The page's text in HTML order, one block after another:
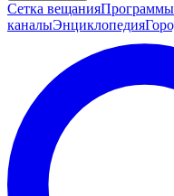
Сетка вещанияПрограммы
каналыЭнциклопедия